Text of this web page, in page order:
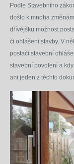
Podle Stavebního
došlo k mnoha
dřívějšku možnost
či ohlášení stavby. V
postačí stavební
stavební povolení a
ani jeden z těchto